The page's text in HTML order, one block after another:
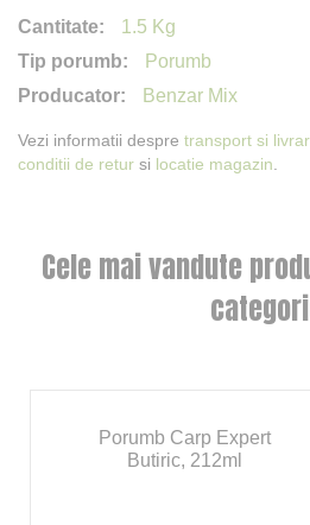
1.5 Kg
Porumb
Benzar Mix
Vezi informatii despre transport si
conditii de retur si locatie magazin.
Cele mai vandute
Porumb Carp Expert
Butiric, 212ml